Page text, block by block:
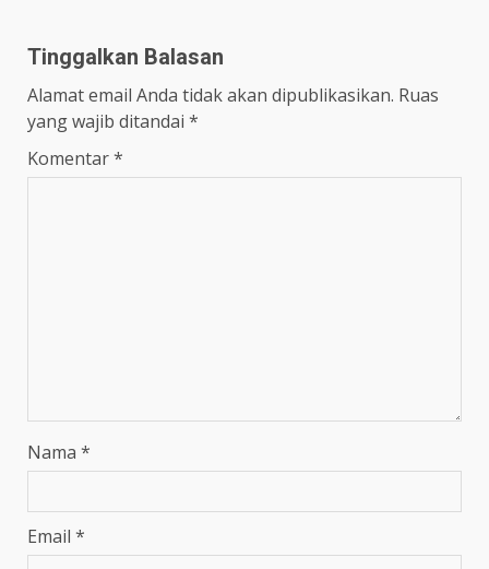
Tinggalkan Balasan
Alamat email Anda tidak akan dipublikasikan. Ruas
yang wajib ditandai *
Komentar*
Nama *
Email *